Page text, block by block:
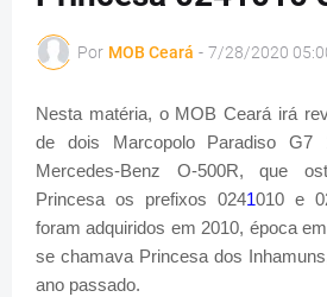
Por MOB Ceará - 7/28/2020
Nesta matéria, o MOB Ceará irá
de dois Marcopolo Paradiso
Mercedes-Benz O-500R, que
Princesa os prefixos 0241010 e
foram adquiridos em 2010, época
se chamava Princesa dos
ano passado.